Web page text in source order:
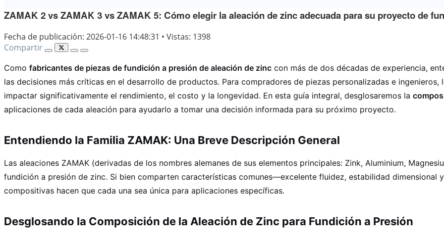
ZAMAK 2 vs ZAMAK 3 vs ZAMAK 5: Cómo elegir la aleación de zinc adecuada para su proyecto de
Fecha de publicación: 2026-01-16 14:48:31 • Vistas: 1398
Compartir
Como fabricantes de piezas de fundición a presión de aleación de zinc con más de dos décadas de experiencia,
las decisiones más críticas en el desarrollo de productos. Para compradores de piezas personalizadas e
impactar significativamente el rendimiento, el costo y la longevidad. En esta guía integral, desglosaremos la
aplicaciones de cada aleación para ayudarlo a tomar una decisión informada para su próximo proyecto.
Entendiendo la Familia ZAMAK: Una Breve Descripción General
Las aleaciones ZAMAK (derivadas de los nombres alemanes de sus elementos principales: Zink, Aluminium,
fundición a presión de zinc. Si bien comparten características comunes—excelente fluidez, estabilidad dimensional
compositivas hacen que cada una sea única para aplicaciones específicas.
Desglosando la Composición de la Aleación de Zinc para Fundición a Presión